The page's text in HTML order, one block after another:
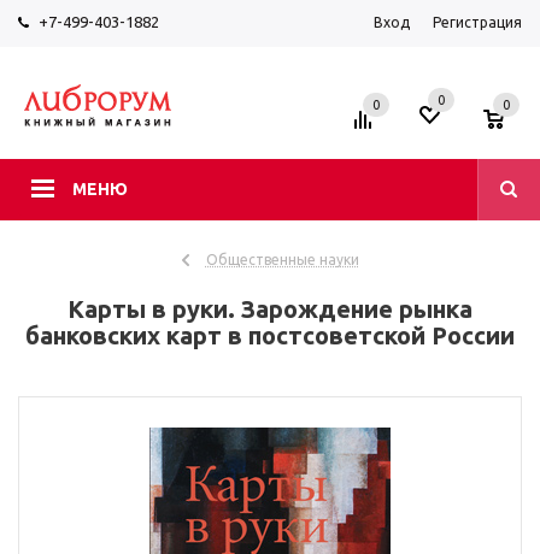
+7-499-403-1882 Вход Регистрация
МЕНЮ
0 0 0
Общественные науки
Карты в руки. Зарождение рынка
банковских карт в постсоветской России